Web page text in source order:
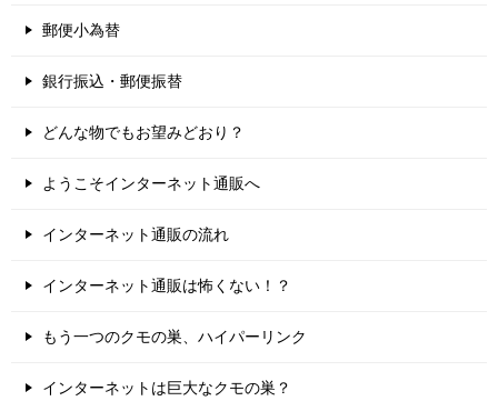
郵便小為替
銀行振込・郵便振替
どんな物でもお望みどおり？
ようこそインターネット通販へ
インターネット通販の流れ
インターネット通販は怖くない！？
もう一つのクモの巣、ハイパーリンク
インターネットは巨大なクモの巣？